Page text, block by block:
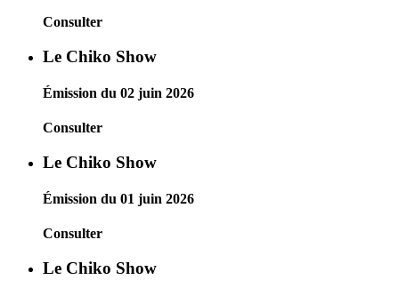
Consulter
Le Chiko Show
Émission du 02 juin 2026
Consulter
Le Chiko Show
Émission du 01 juin 2026
Consulter
Le Chiko Show